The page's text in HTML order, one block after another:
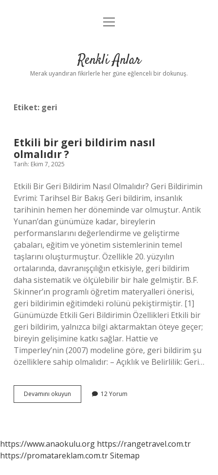
Anasayfa
Yasal Uyarı
menüyü
Renkli Anlar
Merak uyandıran fikirlerle her güne eğlenceli bir dokunuş.
Etiket: geri
Etkili bir geri bildirim nasıl
olmalıdır ?
Tarih: Ekim 7, 2025
Etkili Bir Geri Bildirim Nasıl Olmalıdır? Geri Bildirimin
Evrimi: Tarihsel Bir Bakış Geri bildirim, insanlık
tarihinin hemen her döneminde var olmuştur. Antik
Yunan’dan günümüze kadar, bireylerin
performanslarını değerlendirme ve geliştirme
çabaları, eğitim ve yönetim sistemlerinin temel
taşlarını oluşturmuştur. Özellikle 20. yüzyılın
ortalarında, davranışçılığın etkisiyle, geri bildirim
daha sistematik ve ölçülebilir bir hale gelmiştir. B.F.
Skinner’ın programlı öğretim materyalleri önerisi,
geri bildirimin eğitimdeki rolünü pekiştirmiştir. [1]
Günümüzde Etkili Geri Bildirimin Özellikleri Etkili bir
geri bildirim, yalnızca bilgi aktarmaktan öteye geçer;
bireyin gelişimine katkı sağlar. Hattie ve
Timperley’nin (2007) modeline göre, geri bildirim şu
özelliklere sahip olmalıdır: – Açıklık ve Belirlilik: Geri…
Devamını okuyun
bir
?
12 Yorum
https://www.anaokulu.org https://rangetravel.com.tr
https://promatareklam.com.trSitemap